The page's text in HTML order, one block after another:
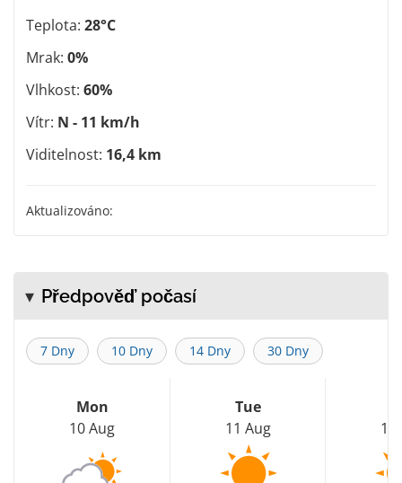
Teplota: 28°C
Mrak: 0%
Vlhkost: 60%
Vítr: N - 11 km/h
Viditelnost: 16,4 km
Aktualizováno:
Předpověď počasí
7 Dny 10 Dny 14 Dny 30 Dny
Mon
10 Aug
Tue
11 Aug
12